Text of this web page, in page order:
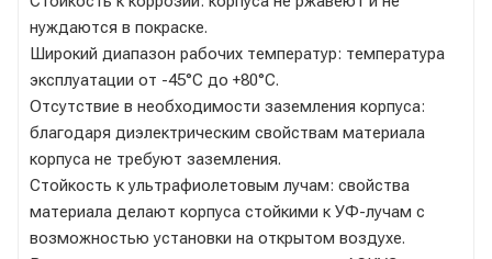
нуждаются в покраске.
Широкий диапазон рабочих температур: температура
эксплуатации от -45°C до +80°C.
Отсутствие в необходимости заземления корпуса:
благодаря диэлектрическим свойствам материала
корпуса не требуют заземления.
Стойкость к ультрафиолетовым лучам: свойства
материала делают корпуса стойкими к УФ-лучам с
возможностью установки на открытом воздухе.